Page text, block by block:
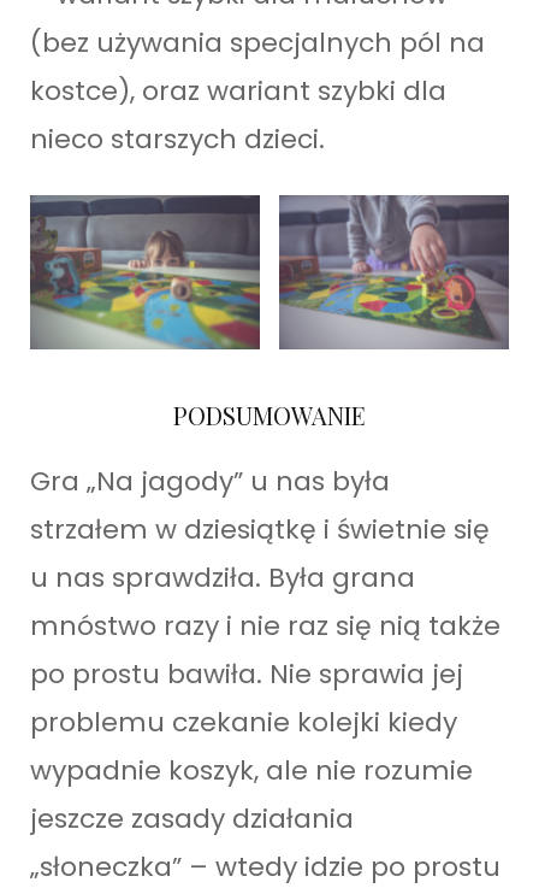
(bez używania specjalnych pól na
kostce), oraz wariant szybki dla
nieco starszych dzieci.
PODSUMOWANIE
Gra „Na jagody” u nas była
strzałem w dziesiątkę i świetnie się
u nas sprawdziła. Była grana
mnóstwo razy i nie raz się nią także
po prostu bawiła. Nie sprawia jej
problemu czekanie kolejki kiedy
wypadnie koszyk, ale nie rozumie
jeszcze zasady działania
„słoneczka” – wtedy idzie po prostu